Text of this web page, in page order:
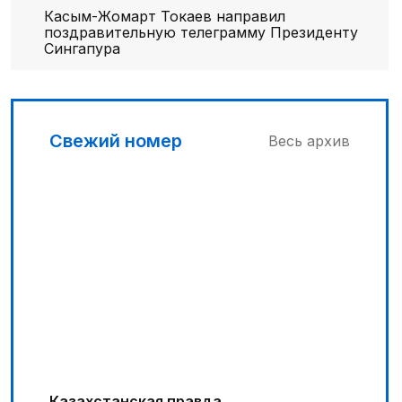
Касым-Жомарт Токаев направил
поздравительную телеграмму Президенту
Сингапура
Свежий номер Весь архив